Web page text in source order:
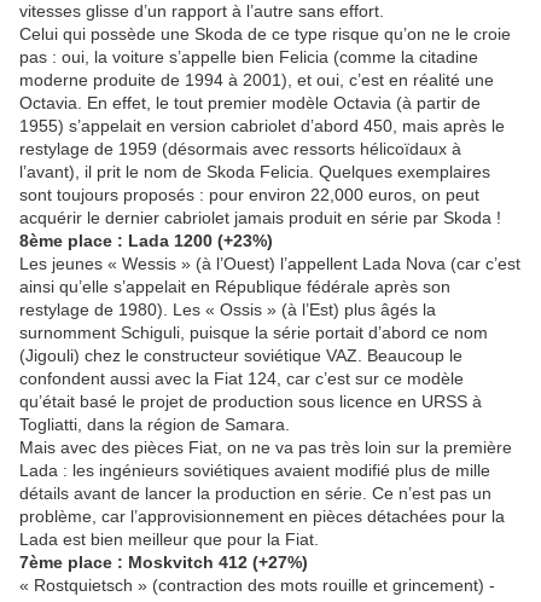
vitesses glisse d’un rapport à l’autre sans effort.
Celui qui possède une Skoda de ce type risque qu’on ne le croie
pas : oui, la voiture s’appelle bien Felicia (comme la citadine
moderne produite de 1994 à 2001), et oui, c’est en réalité une
Octavia. En effet, le tout premier modèle Octavia (à partir de
1955) s’appelait en version cabriolet d’abord 450, mais après le
restylage de 1959 (désormais avec ressorts hélicoïdaux à
l’avant), il prit le nom de Skoda Felicia. Quelques exemplaires
sont toujours proposés : pour environ 22,000 euros, on peut
acquérir le dernier cabriolet jamais produit en série par Skoda !
8ème place : Lada 1200 (+23%)
Les jeunes « Wessis » (à l’Ouest) l’appellent Lada Nova (car c’est
ainsi qu’elle s’appelait en République fédérale après son
restylage de 1980). Les « Ossis » (à l’Est) plus âgés la
surnomment Schiguli, puisque la série portait d’abord ce nom
(Jigouli) chez le constructeur soviétique VAZ. Beaucoup le
confondent aussi avec la Fiat 124, car c’est sur ce modèle
qu’était basé le projet de production sous licence en URSS à
Togliatti, dans la région de Samara.
Mais avec des pièces Fiat, on ne va pas très loin sur la première
Lada : les ingénieurs soviétiques avaient modifié plus de mille
détails avant de lancer la production en série. Ce n’est pas un
problème, car l’approvisionnement en pièces détachées pour la
Lada est bien meilleur que pour la Fiat.
7ème place : Moskvitch 412 (+27%)
« Rostquietsch » (contraction des mots rouille et grincement) -